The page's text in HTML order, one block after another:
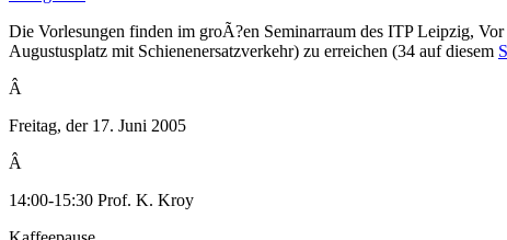
Die Vorlesungen finden im groÃ?en Seminarraum des ITP Leipzig,
Augustusplatz mit Schienenersatzverkehr) zu erreichen (34 auf diesem
Â
Freitag, der 17. Juni 2005
Â
14:00-15:30 Prof. K. Kroy